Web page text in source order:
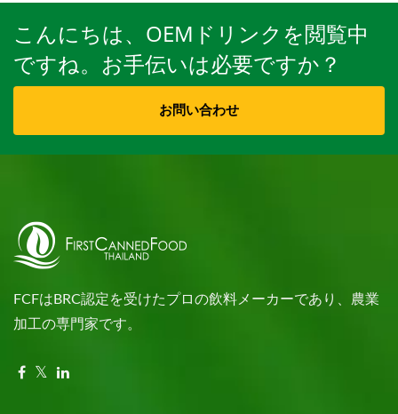
こんにちは、OEMドリンクを閲覧中
ですね。お手伝いは必要ですか？
お問い合わせ
FCFはBRC認定を受けたプロの飲料メーカーであり、農業
加工の専門家です。